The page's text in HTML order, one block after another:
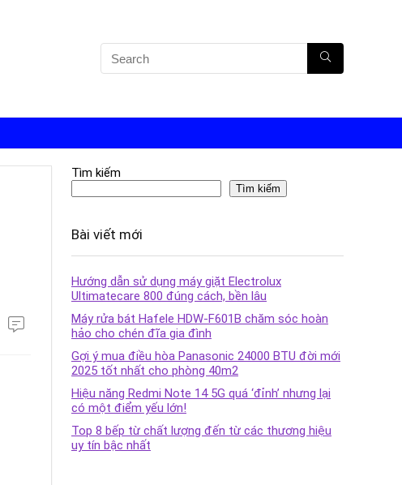
Tìm kiếm
Tìm kiếm
Bài viết mới
Hướng dẫn sử dụng máy giặt Electrolux
Ultimatecare 800 đúng cách, bền lâu
Máy rửa bát Hafele HDW-F601B chăm sóc hoàn
hảo cho chén đĩa gia đình
Gợi ý mua điều hòa Panasonic 24000 BTU đời mới
2025 tốt nhất cho phòng 40m2
Hiệu năng Redmi Note 14 5G quá ‘đỉnh’ nhưng lại
có một điểm yếu lớn!
Top 8 bếp từ chất lượng đến từ các thương hiệu
uy tín bậc nhất